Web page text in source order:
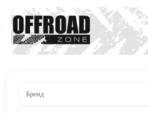
Главная Listings Макс. обороты: 7750 об/мин
Бренд